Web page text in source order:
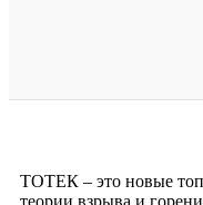
ТОТЕК – это новые
теории взрыва и